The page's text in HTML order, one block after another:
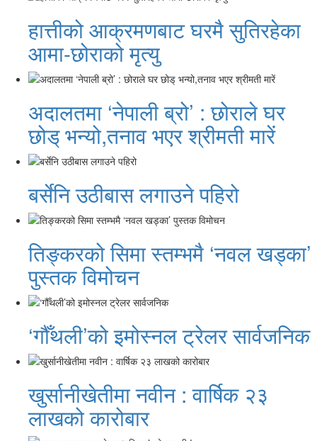
हात्तीको आक्रमणबाट घरमै सुतिरहेका
आमा-छोराको मृत्यु
अदालतमा ‘नेपाली ब्रो’ : छोराले घर
छोड् भन्यो,तनाव भएर श्रीमती मारें
बर्सेनि उठीबास लगाउने पहिरो
तिङ्करको सिमा स्तम्भमै ‘नवल खड्का’
पुस्तक विमोचन
‘गौँथली’को इमोस्नल ट्रेलर सार्वजनिक
खुर्सानीखेतीमा नवीन : वार्षिक २३
लाखको कारोबार